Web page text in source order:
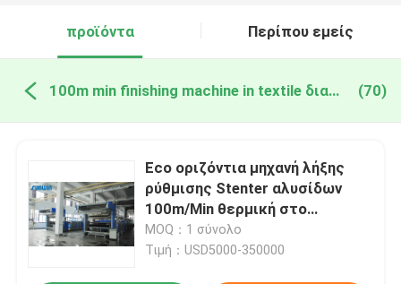
προϊόντα Περίπου εμείς
100m min finishing machine in textile διαδικτυακή κατασκευή (70)
Eco οριζόντια μηχανή λήξης
ρύθμισης Stenter αλυσίδων
100m/Min θερμική στο
κλωστοϋφαντουργικό προϊόν
MOQ：1 σύνολο
Τιμή：USD5000-350000